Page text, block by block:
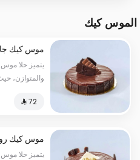
الموس كيك
موس كيك
يتميز حلا
والمتوازن،
الحلا المثالي
⁨⁦‪‬ 72⁩
موس كيك
يتميز حلا موس